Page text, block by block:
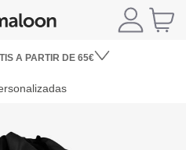
A PARTIR DE 65€